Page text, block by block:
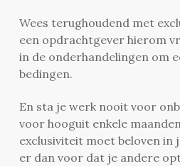
Wees terughoudend met
een opdrachtgever hierom
in de onderhandelingen om
bedingen.
En sta je werk nooit voor
voor hooguit enkele
exclusiviteit moet beloven in
er dan voor dat je andere